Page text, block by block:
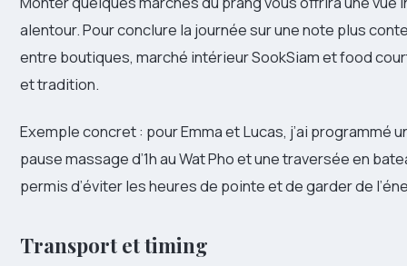
alentour. Pour conclure la journée sur une note plus
entre boutiques, marché intérieur SookSiam et food
et tradition.
Exemple concret : pour Emma et Lucas, j’ai programmé
pause massage d’1h au Wat Pho et une traversée en
permis d’éviter les heures de pointe et de garder de
Transport et timing